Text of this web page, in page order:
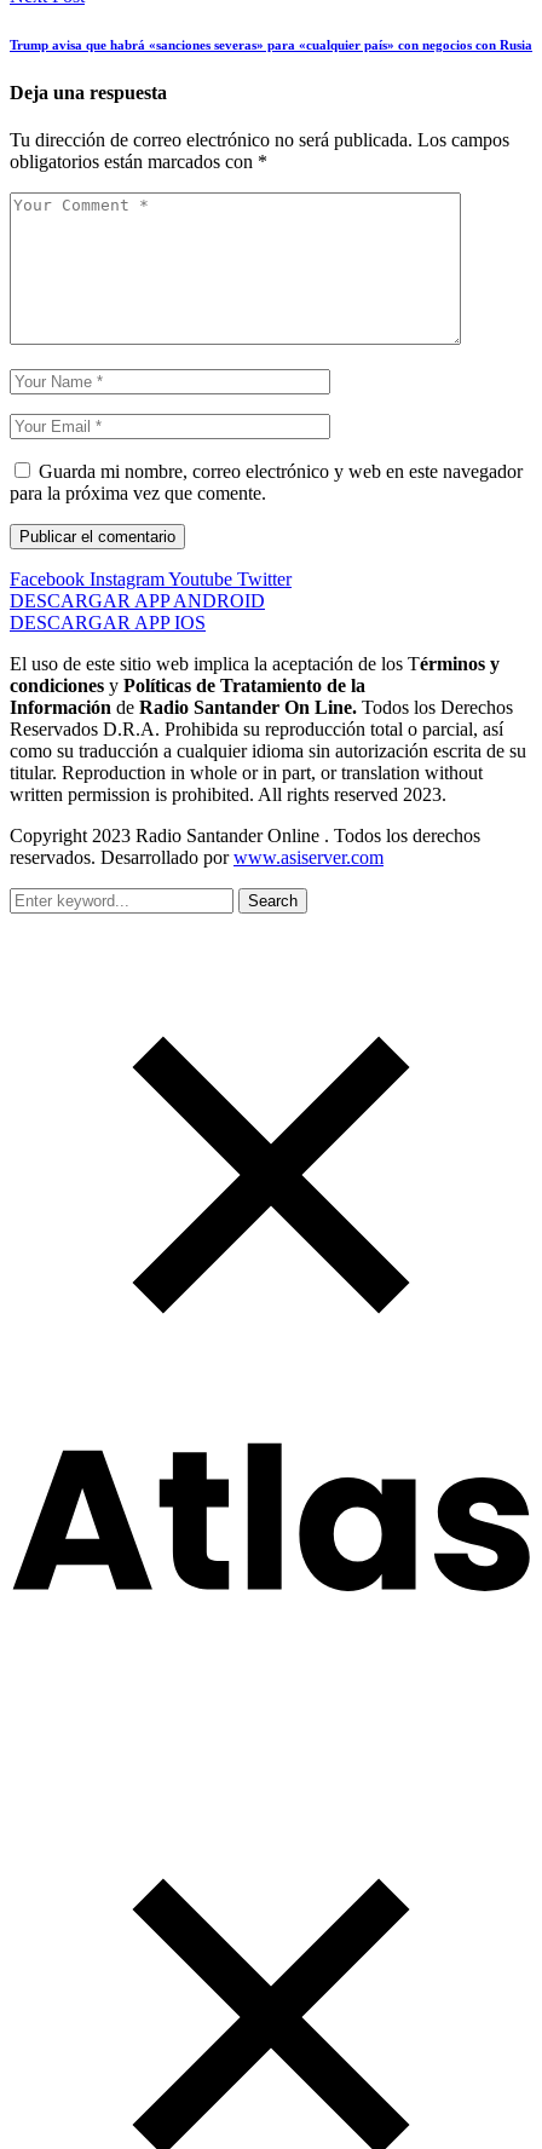
Trump avisa que habrá «sanciones severas» para «cualquier país» con negocios con Rusia
Deja una respuesta
Tu dirección de correo electrónico no será publicada. Los campos
obligatorios están marcados con *
Guarda mi nombre, correo electrónico y web en este navegador
para la próxima vez que comente.
Facebook InstagramYoutube Twitter
DESCARGAR APP ANDROID
DESCARGAR APP IOS
El uso de este sitio web implica la aceptación de los Términos y
condiciones y Políticas de Tratamiento de la
Información de Radio Santander On Line. Todos los Derechos
Reservados D.R.A. Prohibida su reproducción total o parcial, así
como su traducción a cualquier idioma sin autorización escrita de su
titular. Reproduction in whole or in part, or translation without
written permission is prohibited. All rights reserved 2023.
Copyright 2023 Radio Santander Online . Todos los derechos
reservados. Desarrollado porwww.asiserver.com
Search